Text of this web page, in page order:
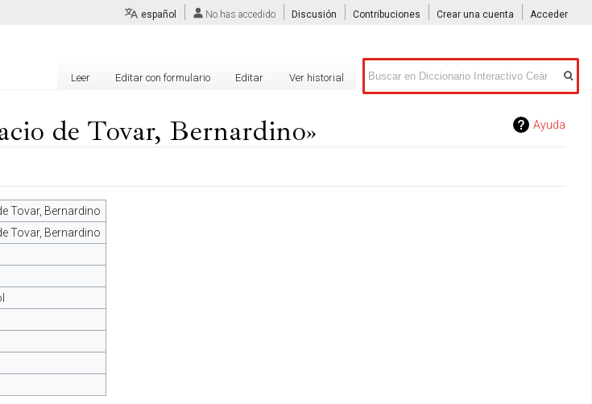
Ayuda
de Tovar, Bernardino»
Tovar, Bernardino
Tovar, Bernardino
español No has accedido Discusión Contribuciones Crear una cuenta Acceder
Leer Editar con formulario Editar Ver historial
Buscar